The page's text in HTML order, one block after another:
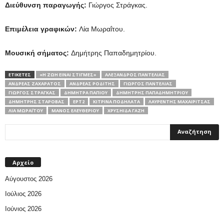
Διεύθυνση παραγωγής: Γιώργος Στράγκας.
Επιμέλεια γραφικών: Λία Μωραΐτου.
Μουσική σήματος: Δημήτρης Παπαδημητρίου.
ΕΤΙΚΕΤΕΣ «Η ΖΩΉ ΕΊΝΑΙ ΣΤΙΓΜΈΣ»
ΑΛΈΞΑΝΔΡΟΣ ΠΑΝΤΕΛΙΆΣ
ΑΝΔΡΈΑΣ ΖΑΧΑΡΆΤΟΣ
ΑΝΔΡΈΑΣ ΡΟΔΊΤΗΣ
ΓΙΏΡΓΟΣ ΠΑΝΤΕΛΙΆΣ
ΓΙΏΡΓΟΣ ΣΤΡΆΓΚΑΣ
ΔΉΜΗΤΡΑ ΠΑΠΊΟΥ
ΔΗΜΗΤΡΗΣ ΠΑΠΑΔΗΜΗΤΡΙΟΥ
ΔΗΜΉΤΡΗΣ ΣΤΑΡΌΒΑΣ
ΕΡΤ2 ΚΙΤΡΙΝΑ ΠΟΔΗΛΑΤΑ
ΛΑΥΡΈΝΤΗΣ ΜΑΧΑΙΡΊΤΣΑΣ
ΛΊΑ ΜΩΡΑΪ́ΤΟΥ
ΜΆΝΟΣ ΕΛΕΥΘΕΡΊΟΥ ΧΡΥΣΗΊΔΑ ΓΑΖΉ
Αρχείο
Αύγουστος 2026
Ιούλιος 2026
Ιούνιος 2026